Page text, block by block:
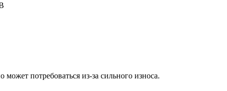
потребоваться из-за сильного износа.